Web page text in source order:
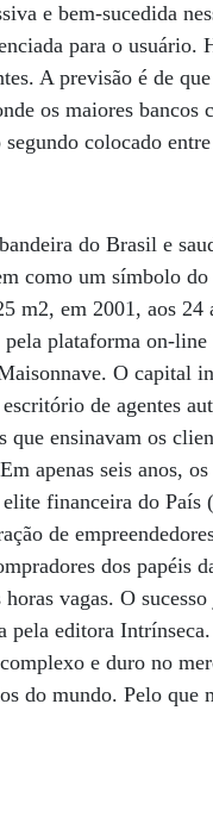
e bem-sucedida
para o
A previsão é de
os maiores
colocado
do Brasil e
como um símbolo
m2, em 2001, aos 24
plataforma on-
O capital
de agentes
que ensinavam os
apenas seis anos,
financeira do País
de
dos papéis
vagas. O
editora
e duro no
do mundo. Pelo que